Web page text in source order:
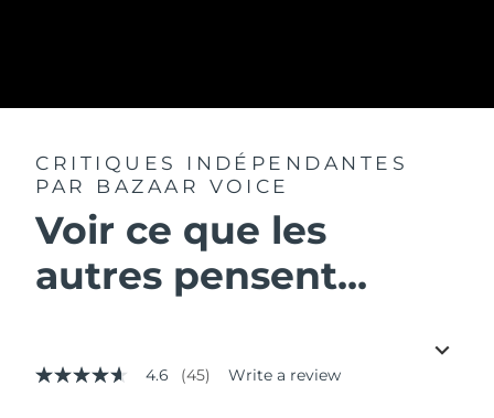
CRITIQUES INDÉPENDANTES
PAR BAZAAR VOICE
Voir ce que les
autres pensent...
4.6
4.6 (45) Write a review